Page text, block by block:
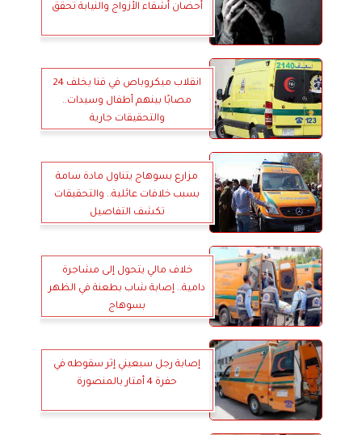
أحضان أشقاء الأزواج والنيابة تحقق
انقلاب ميكروباص في قنا يخلف 24
مصابًا بينهم أطفال وسيدات..
والتحقيقات جارية
مزارع بسوهاج يتناول مادة سامة
بسبب خلافات عائلية.. والتحقيقات
تكشف التفاصيل
خلاف مالي يتحول إلى مشاجرة
دامية.. إصابة شاب بطعنة في الظهر
بسوهاج
إصابة رجل سبعيني إثر سقوطه في
حفرة 4 أمتار بالمنصورة